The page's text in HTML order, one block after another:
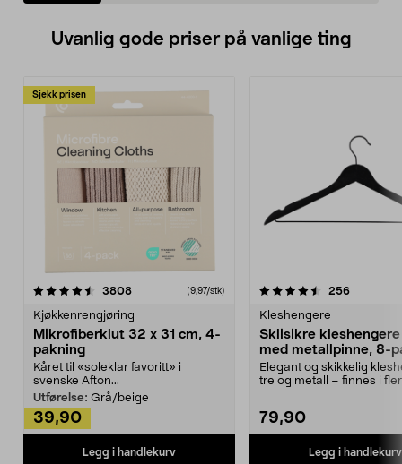
Uvanlig gode priser på vanlige ting
Sjekk prisen
3808anmeldelser(9,97/stk)
Kjøkkenrengjøring
Mikrofiberklut 32 x 31 cm, 4-
pakning
Kåret til «soleklar favoritt» i
svenske Afton...
Utførelse: Grå/beige
39,90
Legg i handlekurv
4.5av 5 stjerner 256
Kleshengere
Sklisikre
med metallpinne, 8-
Elegant og skikkelig
tre og metall – finnes i
79,90
Legg i handlekurv
4.5av 5 stjerner